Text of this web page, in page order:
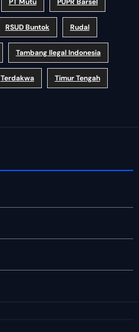
RSUD Buntok Rudal
Tambang Ilegal Indonesia
Terdakwa Timur Tengah